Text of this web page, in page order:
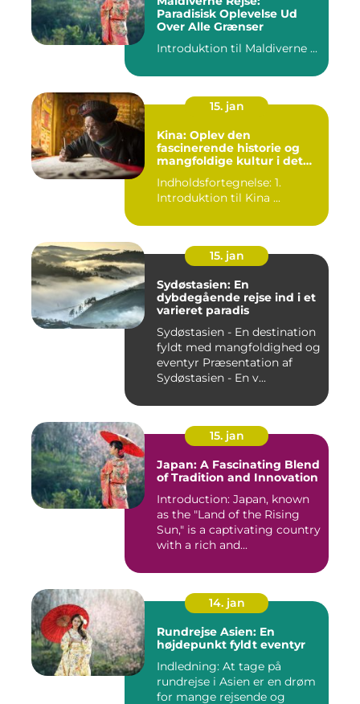
Paradisisk Oplevelse Ud
Over Alle Grænser
Introduktion til Maldiverne ...
15. jan
Kina: Oplev den
fascinerende historie og
mangfoldige kultur i det
Indholdsfortegnelse: 1.
Introduktion til Kina ...
15. jan
Sydøstasien: En
dybdegående rejse ind i et
varieret paradis
Sydøstasien - En destination
fyldt med mangfoldighed og
eventyr Præsentation af
Sydøstasien - En v...
15. jan
Japan: A Fascinating Blend
of Tradition and Innovation
Introduction: Japan, known
as the "Land of the Rising
Sun," is a captivating country
with a rich and...
14. jan
Rundrejse Asien: En
højdepunkt fyldt eventyr
Indledning: At tage på
rundrejse i Asien er en drøm
for mange rejsende og